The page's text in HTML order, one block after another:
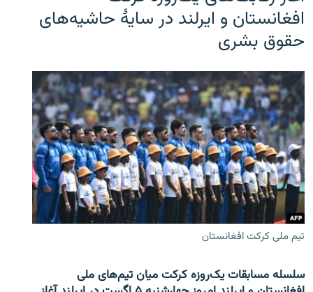
افغانستان و ایرلند در سایۀ حاشیه‌های
حقوق بشری
تیم ملی کرکت افغانستان
سلسله مسابقات یک‌روزه کرکت میان تیم‌های ملی